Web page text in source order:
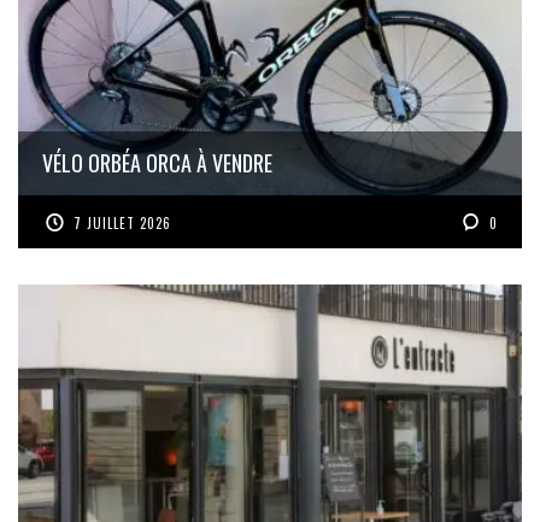
VÉLO ORBÉA ORCA À VENDRE
7 JUILLET 2026 0